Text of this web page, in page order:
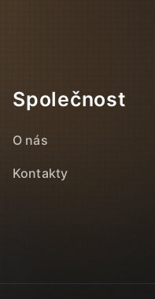
Společnost
O nás
Kontakty